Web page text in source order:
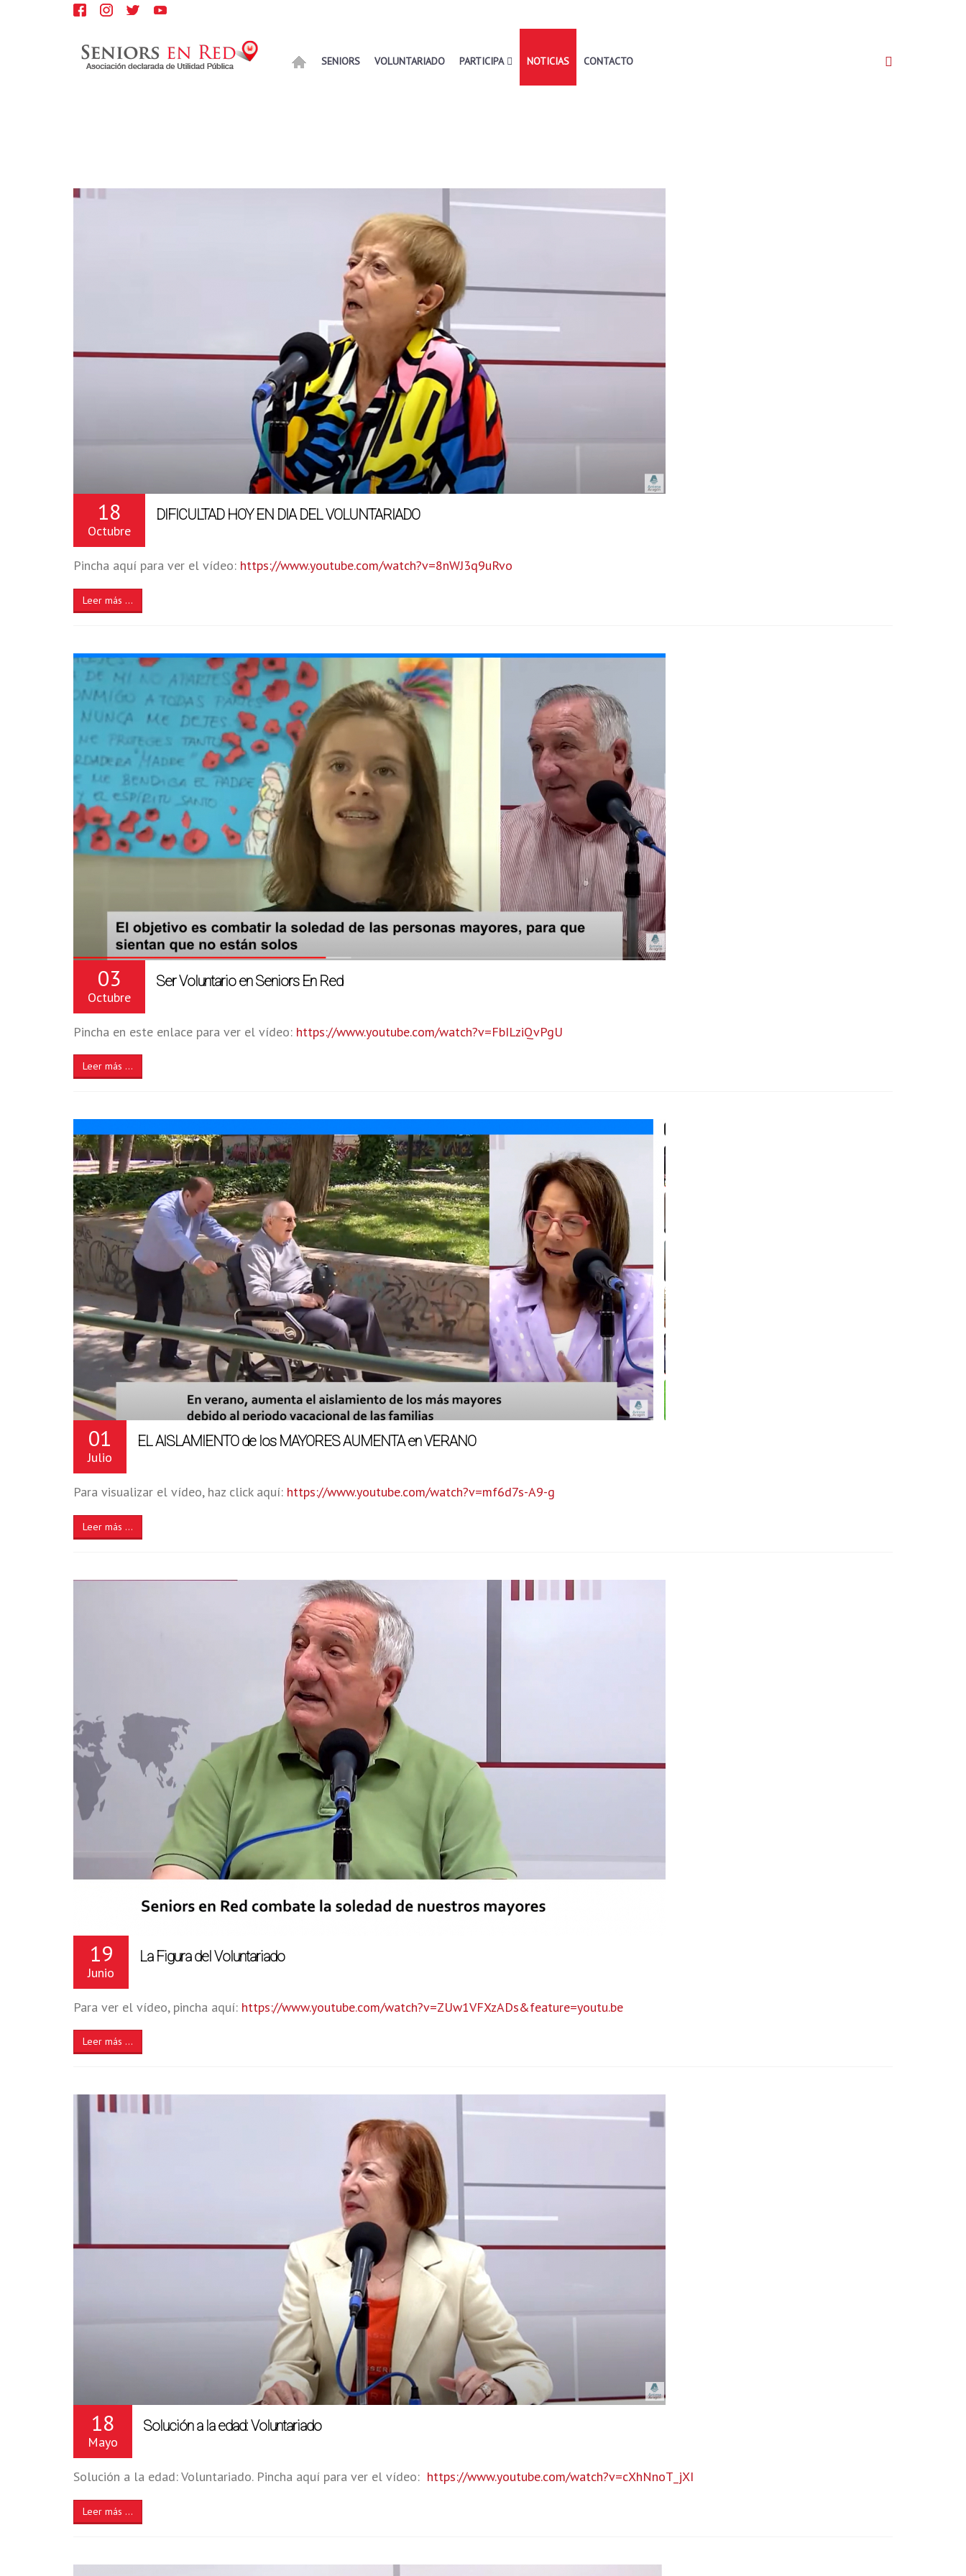
SENIORS VOLUNTARIADO PARTICIPA NOTICIAS CONTACTO
18
Octubre
DIFICULTAD HOY EN DIA DEL VOLUNTARIADO
Pincha aquí para ver el vídeo: https://www.youtube.com/watch?v=8nWJ3q9uRvo
Leer más ...
03
Octubre
Ser Voluntario en Seniors En Red
Pincha en este enlace para ver el vídeo: https://www.youtube.com/watch?v=FbILziQvPgU
Leer más ...
01
Julio
EL AISLAMIENTO de los MAYORES AUMENTA en VERANO
Para visualizar el vídeo, haz click aquí: https://www.youtube.com/watch?v=mf6d7s-A9-g
Leer más ...
19
Junio
La Figura del Voluntariado
Para ver el vídeo, pincha aquí: https://www.youtube.com/watch?v=ZUw1VFXzADs&feature=youtu.be
Leer más ...
18
Mayo
Solución a la edad: Voluntariado
Solución a la edad: Voluntariado. Pincha aquí para ver el vídeo: https://www.youtube.com/watch?v=cXhNnoT_jXI
Leer más ...